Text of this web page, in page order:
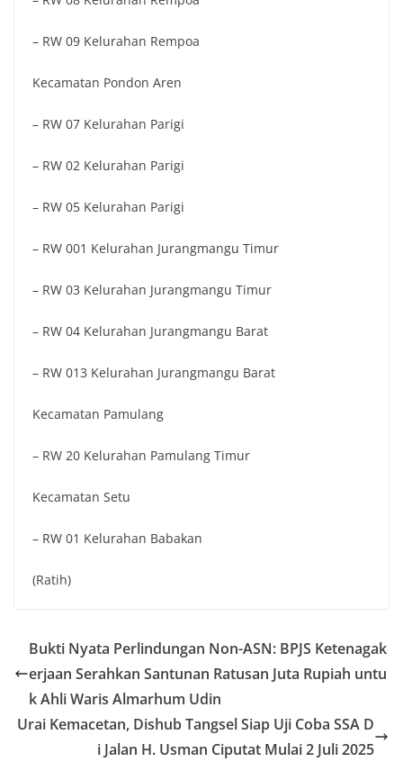
– RW 09 Kelurahan Rempoa
Kecamatan Pondon Aren
– RW 07 Kelurahan Parigi
– RW 02 Kelurahan Parigi
– RW 05 Kelurahan Parigi
– RW 001 Kelurahan Jurangmangu Timur
– RW 03 Kelurahan Jurangmangu Timur
– RW 04 Kelurahan Jurangmangu Barat
– RW 013 Kelurahan Jurangmangu Barat
Kecamatan Pamulang
– RW 20 Kelurahan Pamulang Timur
Kecamatan Setu
– RW 01 Kelurahan Babakan
(Ratih)
Bukti Nyata Perlindungan Non-ASN: BPJS Ketenagak
erjaan Serahkan Santunan Ratusan Juta Rupiah untu
k Ahli Waris Almarhum Udin
Urai Kemacetan, Dishub Tangsel Siap Uji Coba SSA D
i Jalan H. Usman Ciputat Mulai 2 Juli 2025